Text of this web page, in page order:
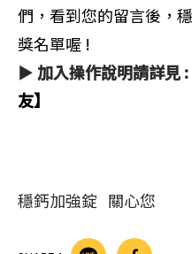
們，看到您的留言後，
獎名單喔 !
▶加入操作說明請詳見:
友】
穩鈣加強錠 關心您